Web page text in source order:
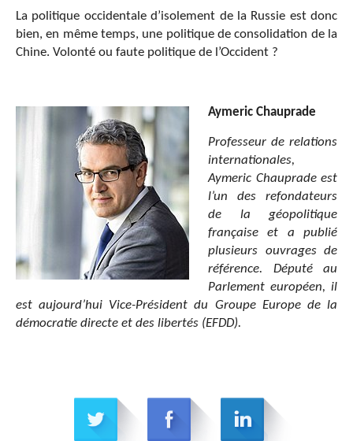
La politique occidentale d’isolement de la Russie est donc
bien, en même temps, une politique de consolidation de la
Chine. Volonté ou faute politique de l’Occident ?
Aymeric Chauprade
Professeur de relations
internationales,
Aymeric Chauprade est
l’un des refondateurs
de la géopolitique
française et a publié
plusieurs ouvrages de
référence. Député au
Parlement européen, il
est aujourd’hui Vice-Président du Groupe Europe de la
démocratie directe et des libertés (EFDD).